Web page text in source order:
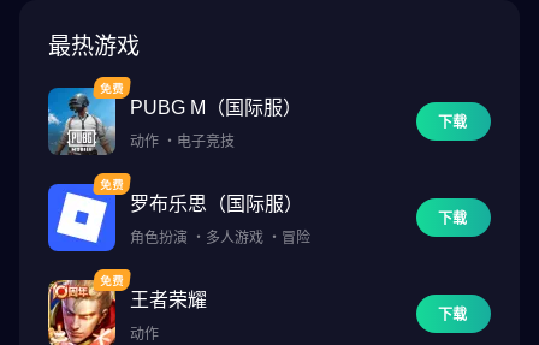
最热游戏
PUBG M（国际服）
动作 ・ 电子竞技
下载
罗布乐思（国际服）
角色扮演 ・ 多人游戏 ・ 冒险
下载
王者荣耀
动作
下载